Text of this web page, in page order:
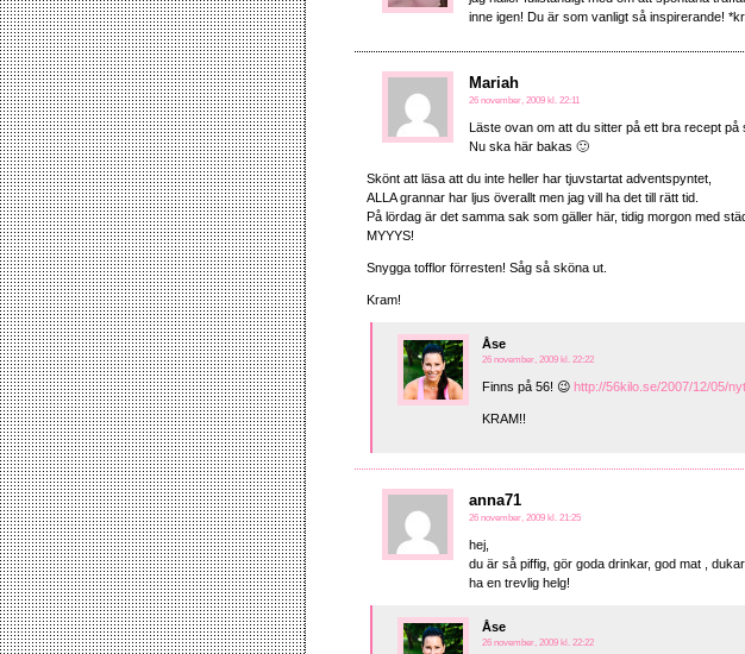
inne igen! Du är som vanligt så inspirerande!
Mariah
26 november, 2009 kl. 22:11
Läste ovan om att du sitter på ett bra recept
Nu ska här bakas 🙂
Skönt att läsa att du inte heller har tjuvstartat adventspyntet,
ALLA grannar har ljus överallt men jag vill ha det till rätt tid.
På lördag är det samma sak som gäller här, tidig morgon med
MYYYS!
Snygga tofflor förresten! Såg så sköna ut.
Kram!
Åse
26 november, 2009 kl. 22:22
Finns på 56! 😉 http://56kilo.se/2007/12/05/
KRAM!!
anna71
26 november, 2009 kl. 21:25
hej,
du är så piffig, gör goda drinkar, god mat ,
ha en trevlig helg!
Åse
26 november, 2009 kl. 22:22